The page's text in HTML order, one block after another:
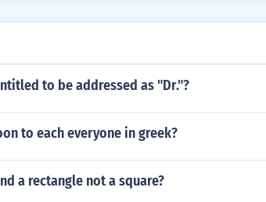
to be addressed as "Dr."?
to each everyone in greek?
a rectangle not a square?